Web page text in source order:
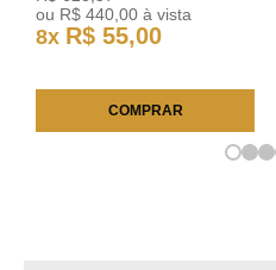
ou R$ 440,00 à vista
8x R$ 55,00
COMPRAR